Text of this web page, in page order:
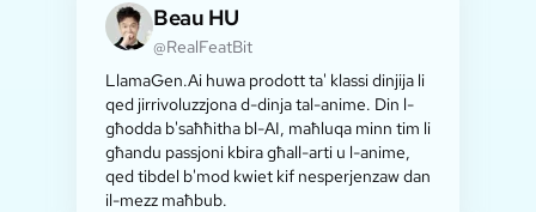
Beau HU
@RealFeatBit
LlamaGen.Ai huwa prodott ta' klassi dinjija li
qed jirrivoluzzjona d-dinja tal-anime. Din l-
għodda b'saħħitha bl-AI, maħluqa minn tim li
għandu passjoni kbira għall-arti u l-anime,
qed tibdel b'mod kwiet kif nesperjenzaw dan
il-mezz maħbub.